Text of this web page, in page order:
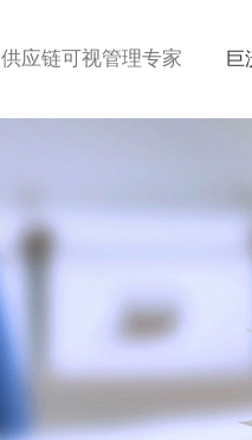
应链可视管理专家 巨